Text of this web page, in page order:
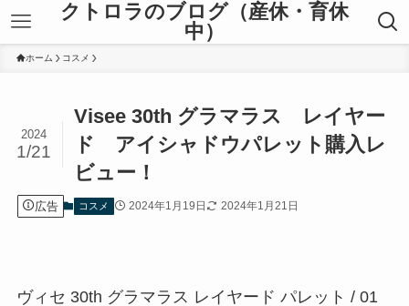
クトロラのブログ（産休・育休
中）
ホーム コスメ
Visee 30th グラマラス レイヤー
ド アイシャドウパレット購入レ
ビュー！
2024
1/21
広告 コスメ 2024年1月19日 2024年1月21日
ヴィセ 30th グラマラス レイヤード パレット / 01